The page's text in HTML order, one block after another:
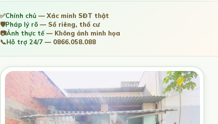
✅Chính chủ — Xác minh SĐT thật
🛡️Pháp lý rõ — Sổ riêng, thổ cư
📷Ảnh thực tế— Không ảnh minh họa
📞Hỗ trợ 24/7 — 0866.058.088